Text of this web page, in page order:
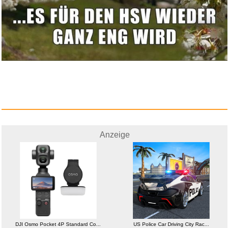
Anzeige
Was ich an dir liebe - Das Fra...
Anzeige
Anzeige
DJI Osmo Pocket 4P Standard Co... US Police Car Driving City Rac...